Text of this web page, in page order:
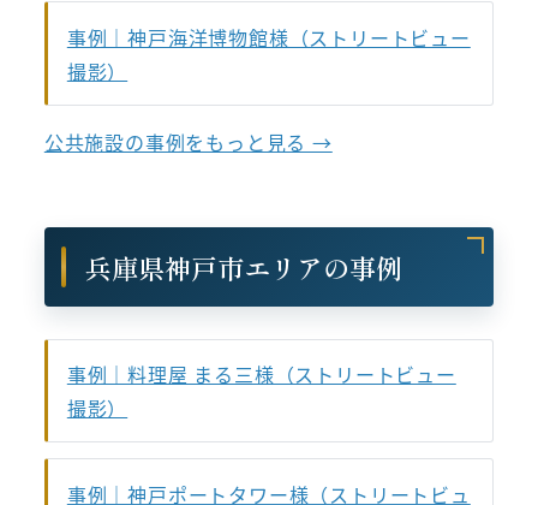
事例｜神戸海洋博物館様（ストリートビュー
撮影）
公共施設の事例をもっと見る →
兵庫県神戸市エリアの事例
事例｜料理屋 まる三様（ストリートビュー
撮影）
事例｜神戸ポートタワー様（ストリートビュ